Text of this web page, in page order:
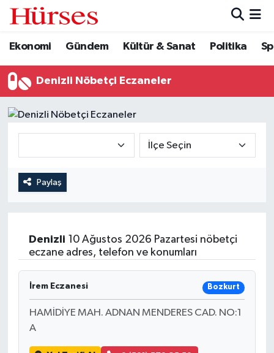
Ekonomi Gündem Kültür & Sanat Politika
Denizli Nöbetçi Eczaneler
Paylaş
Denizli 10 Ağustos 2026 Pazartesi nöbetçi
eczane adres, telefon ve konumları
İrem Eczanesi Bozkurt
HAMİDİYE MAH. ADNAN MENDERES CAD. NO:1
A
Ekonomi
Gündem
Kültür & Sanat
Spor
Hava Durumu
Trafik Durumu
Süper Lig Puan Durumu ve Fikstür
Son Dakika Haberleri